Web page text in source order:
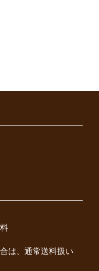
は、通常送料扱い